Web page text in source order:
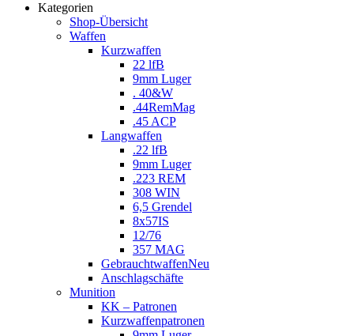
Kategorien
Shop-Übersicht
Waffen
Kurzwaffen
22 lfB
9mm Luger
. 40&W
.44RemMag
.45 ACP
Langwaffen
.22 lfB
9mm Luger
.223 REM
308 WIN
6,5 Grendel
8x57IS
12/76
357 MAG
GebrauchtwaffenNeu
Anschlagschäfte
Munition
KK – Patronen
Kurzwaffenpatronen